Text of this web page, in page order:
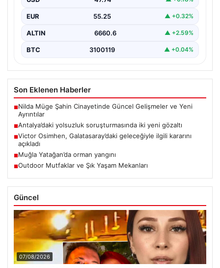
Belediyesi’ne…
EUR 55.25 ▲ +0.32%
ALTIN 6660.6 ▲ +2.59%
BTC 3100119 ▲ +0.04%
Son Eklenen Haberler
■Nilda Müge Şahin Cinayetinde Güncel Gelişmeler ve Yeni
Ayrıntılar
■Antalya’daki yolsuzluk soruşturmasında iki yeni gözaltı
■Victor Osimhen, Galatasaray’daki geleceğiyle ilgili kararını
açıkladı
■Muğla Yatağan’da orman yangını
■Outdoor Mutfaklar ve Şık Yaşam Mekanları
Güncel
07/08/2026